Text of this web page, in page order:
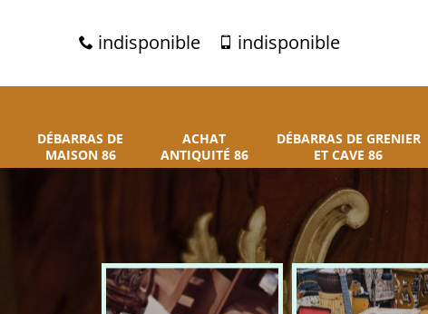
indisponible indisponible
DÉBARRAS DE
MAISON 86
ACHAT
ANTIQUITÉ 86
DÉBARRAS DE GRENIER
ET CAVE 86